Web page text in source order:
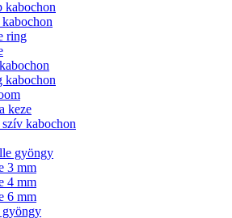
kabochon
ring
kabochon
keze
kabochon
gyöngy
3 mm
4 mm
6 mm
gyöngy